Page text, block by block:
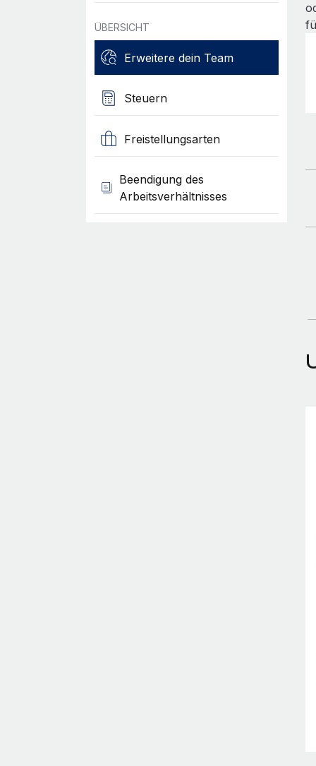
ÜBERSICHT
Erweitere dein Team
Steuern
Freistellungsarten
Beendigung des
Arbeitsverhältnisses